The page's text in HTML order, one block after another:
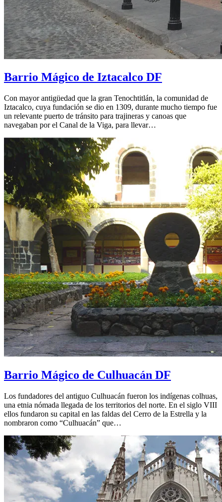
Barrio Mágico de Iztacalco DF
Con mayor antigüedad que la gran Tenochtitlán, la comunidad de
Iztacalco, cuya fundación se dio en 1309, durante mucho tiempo fue
un relevante puerto de tránsito para trajineras y canoas que
navegaban por el Canal de la Viga, para llevar…
Barrio Mágico de Culhuacán DF
Los fundadores del antiguo Culhuacán fueron los indígenas colhuas,
una etnia nómada llegada de los territorios del norte. En el siglo VIII
ellos fundaron su capital en las faldas del Cerro de la Estrella y la
nombraron como “Culhuacán” que…